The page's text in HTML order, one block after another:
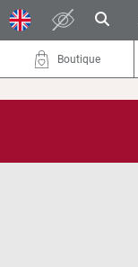
Boutique